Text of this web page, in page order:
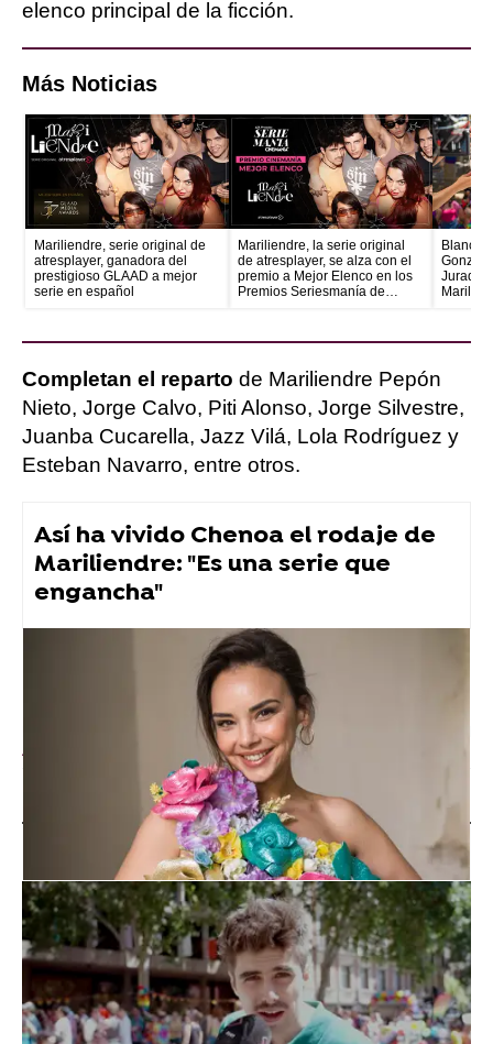
elenco principal de la ficción.
Más Noticias
Mariliendre, serie original de
atresplayer, ganadora del
prestigioso GLAAD a mejor
serie en español
Mariliendre, la serie original
de atresplayer, se alza con el
premio a Mejor Elenco en los
Premios Seriesmanía de
Blanca
Jurado,
Completan el reparto de Mariliendre Pepón
Nieto, Jorge Calvo, Piti Alonso, Jorge Silvestre,
Juanba Cucarella, Jazz Vilá, Lola Rodríguez y
Esteban Navarro, entre otros.
Así ha vivido Chenoa el rodaje de
Mariliendre: "Es una serie que
engancha"
Atresplayer Premium » Mariliendre » Noticias